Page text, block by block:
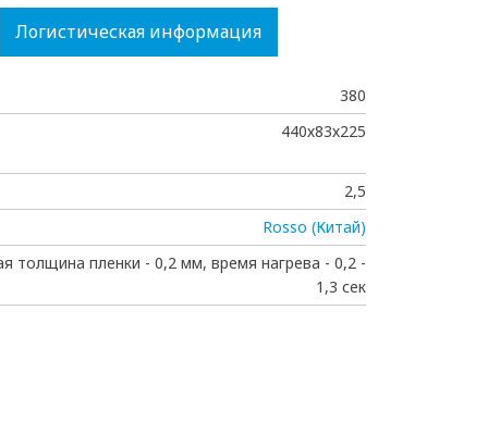
Логистическая информация
380
440х83х225
2,5
Rosso (Китай)
толщина пленки - 0,2 мм, время нагрева - 0,2 -
1,3 сек